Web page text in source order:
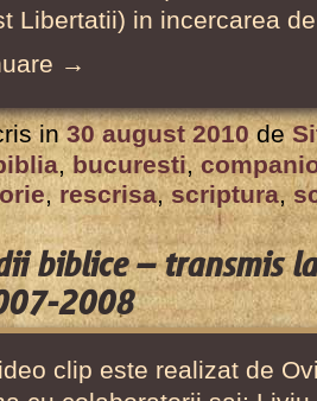
Libertatii) in incercarea
→
in 30 august 2010 de
,bucuresti,
, rescrisa,scriptura,
biblice – transmis
2008
clip este realizat de